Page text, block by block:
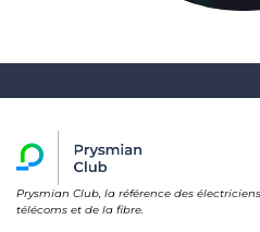
Prysmian Club, la référence des
télécoms et de la fibre.